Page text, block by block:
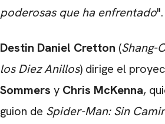
poderosas que ha enfrentado".
Destin Daniel Cretton (Shang-
los Diez Anillos) dirige el
Sommers y Chris McKenna,
guion de Spider-Man: Sin